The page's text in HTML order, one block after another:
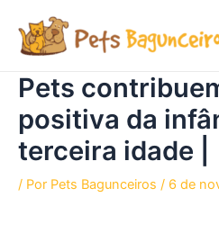
para
conteúdo
Pets
positiva da
terceira idade |
/ Por Pets Bagunceiros / 6 de